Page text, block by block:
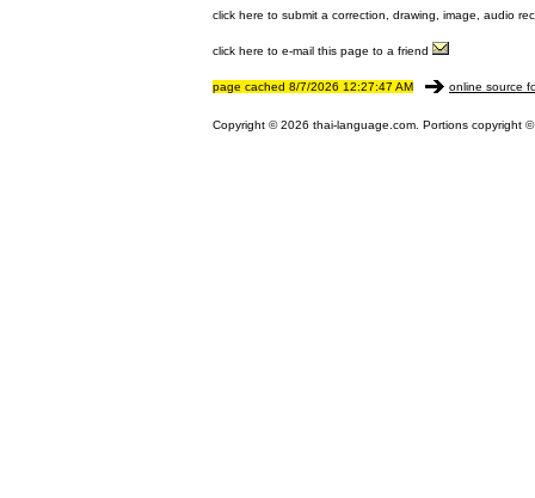
click here to submit a correction, drawing, image, audio
click here to e-mail this page to a friend
page cached 8/7/2026 12:27:47 AM online source
Copyright © 2026 thai-language.com. Portions copyright